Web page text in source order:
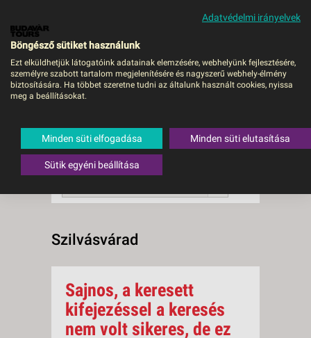
MENÜ
Szilvásvárad
megfelelő utazásttaláltunk.
A keresővel tovább szűkítheti a
találati listát!
RENDEZÉS:
Szilvásvárad
Sajnos, a keresett
kifejezéssel a keresés
nem volt sikeres, de ez
Adatvédelmi irányelvek
Böngésző sütiket használunk
Ezt elküldhetjük látogatóink adatainak elemzésére, webhelyünk fejlesztésére,
személyre szabott tartalom megjelenítésére és nagyszerű webhely-élmény
biztosítására. Ha többet szeretne tudni az általunk használt cookies, nyissa
meg a beállításokat.
Minden süti elfogadása Minden süti elutasítása
Sütik egyéni beállítása